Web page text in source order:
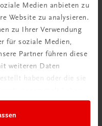
Medien anbieten zu
Website zu analysieren.
zu Ihrer Verwendung
für soziale Medien,
Partner führen diese
weiteren Daten
haben oder die sie